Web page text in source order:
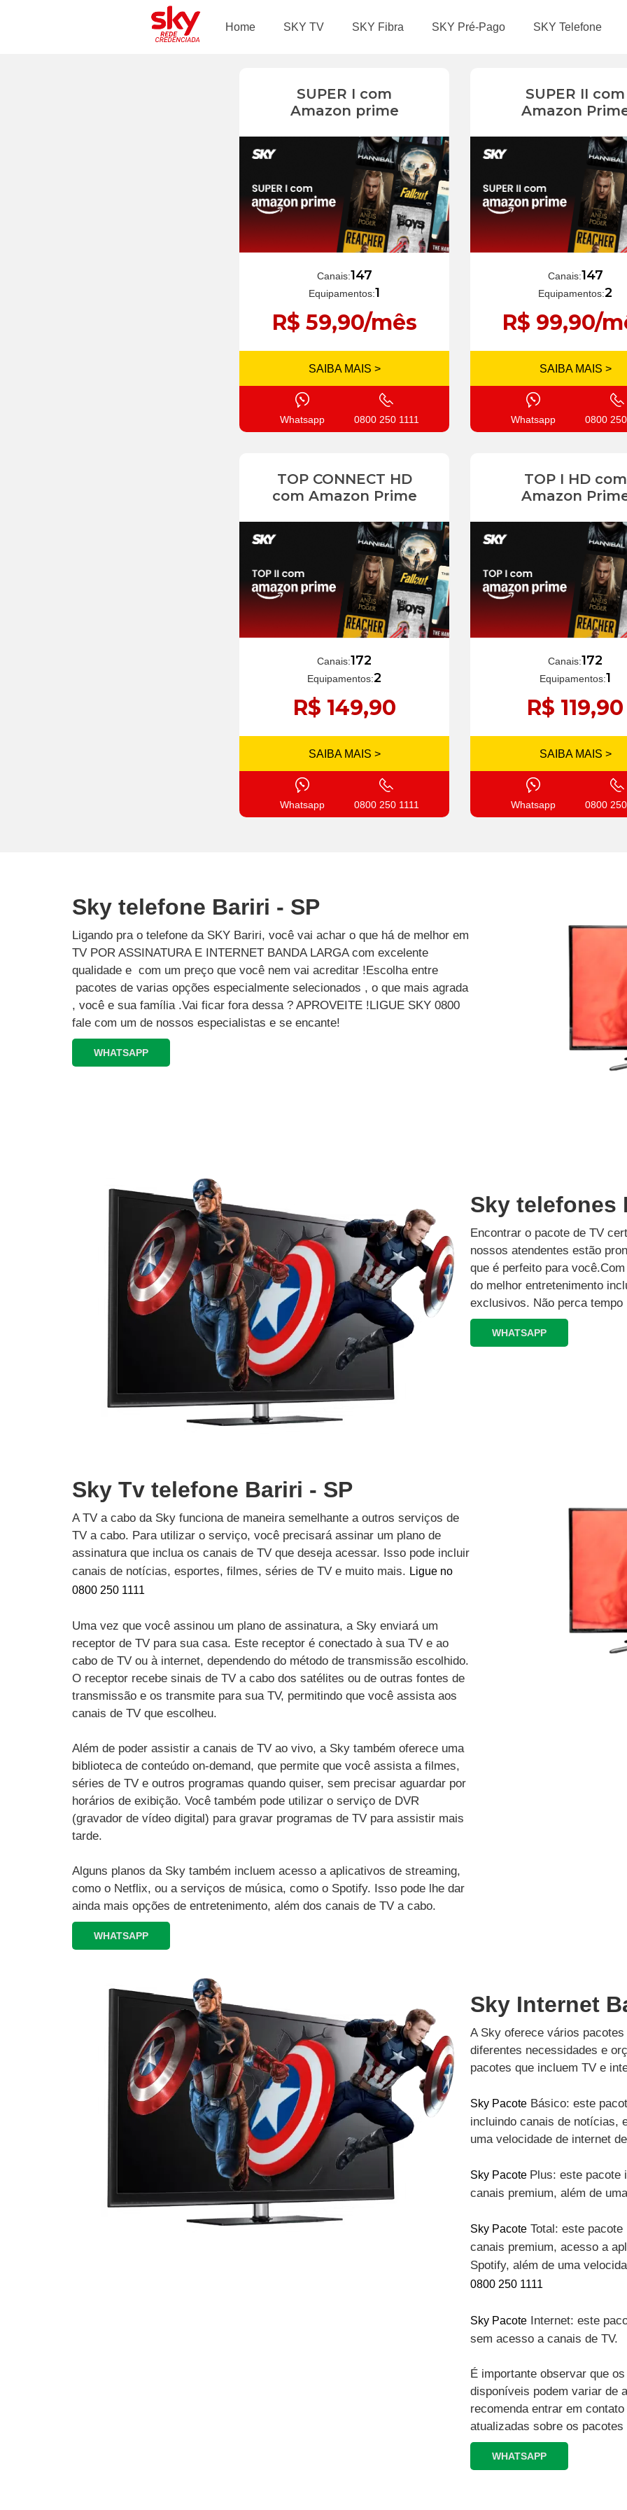
Home SKY TV SKY Fibra SKY Pré-Pago SKY Telefone
SUPER I com
Amazon prime
Canais:147
Equipamentos:1
R$ 59,90/mês
SAIBA MAIS >
Whatsapp 0800 250 1111
SUPER II com
Amazon
Canais:147
Equipamentos:2
R$ 99,90/
SAIBA MAIS >
Whatsapp 0800
TOP CONNECT HD
com Amazon Prime
Canais:172
Equipamentos:2
R$ 149,90
SAIBA MAIS >
Whatsapp 0800 250 1111
TOP I HD com
Amazon
Canais:172
Equipamentos:1
R$ 119,90
SAIBA MAIS >
Whatsapp 0800
Sky telefone Bariri - SP
Ligando pra o telefone da SKY Bariri, você vai achar o que há de melhor em
TV POR ASSINATURA E INTERNET BANDA LARGA com excelente
qualidade e com um preço que você nem vai acreditar !Escolha entre
pacotes de varias opções especialmente selecionados , o que mais agrada
, você e sua família .Vai ficar fora dessa ? APROVEITE !LIGUE SKY 0800
fale com um de nossos especialistas e se encante!
WHATSAPP
Sky telefones
Encontrar o pacote de TV
nossos atendentes estão
que é perfeito para
do melhor entretenimento
exclusivos.‍ Não perca
WHATSAPP
Sky Tv telefone Bariri - SP
A TV a cabo da Sky funciona de maneira semelhante a outros serviços de
TV a cabo. Para utilizar o serviço, você precisará assinar um plano de
assinatura que inclua os canais de TV que deseja acessar. Isso pode incluir
canais de notícias, esportes, filmes, séries de TV e muito mais. Ligue no
0800 250 1111
Uma vez que você assinou um plano de assinatura, a Sky enviará um
receptor de TV para sua casa. Este receptor é conectado à sua TV e ao
cabo de TV ou à internet, dependendo do método de transmissão escolhido.
O receptor recebe sinais de TV a cabo dos satélites ou de outras fontes de
transmissão e os transmite para sua TV, permitindo que você assista aos
canais de TV que escolheu.
Além de poder assistir a canais de TV ao vivo, a Sky também oferece uma
biblioteca de conteúdo on-demand, que permite que você assista a filmes,
séries de TV e outros programas quando quiser, sem precisar aguardar por
horários de exibição. Você também pode utilizar o serviço de DVR
(gravador de vídeo digital) para gravar programas de TV para assistir mais
tarde.
Alguns planos da Sky também incluem acesso a aplicativos de streaming,
como o Netflix, ou a serviços de música, como o Spotify. Isso pode lhe dar
ainda mais opções de entretenimento, além dos canais de TV a cabo.
WHATSAPP
Sky Internet
A Sky oferece vários
diferentes necessidades e
pacotes que incluem TV e
Sky Pacote Básico: este
incluindo canais de notícias,
uma velocidade de internet
Sky Pacote Plus: este pacote
canais premium, além de
Sky Pacote Total: este
canais premium, acesso a
Spotify, além de uma
0800 250 1111
Sky Pacote Internet: este
sem acesso a canais de TV.
É importante observar que
disponíveis podem variar de
recomenda entrar em
atualizadas sobre os
WHATSAPP